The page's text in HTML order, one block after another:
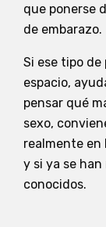
que ponerse
de embarazo.
Si ese tipo
espacio,
pensar qué
sexo,
realmente
y si ya se
conocidos.